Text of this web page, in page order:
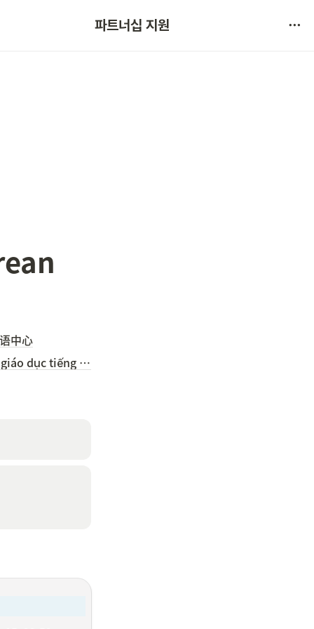
파트너십 지원
서비스 불만 사항 제보
中心
(Tiếng Việt) Trung tâm giáo dục tiếng Hàn trường đại học Gangseo